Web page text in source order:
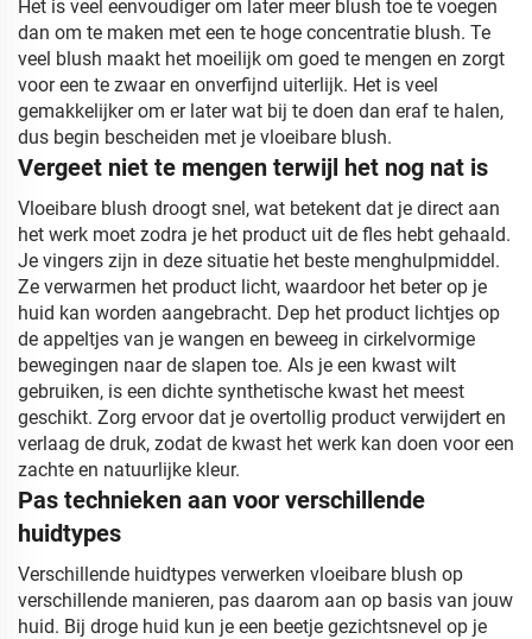
Het is veel eenvoudiger om later meer blush toe te voegen
dan om te maken met een te hoge concentratie blush. Te
veel blush maakt het moeilijk om goed te mengen en zorgt
voor een te zwaar en onverfijnd uiterlijk. Het is veel
gemakkelijker om er later wat bij te doen dan eraf te halen,
dus begin bescheiden met je vloeibare blush.
Vergeet niet te mengen terwijl het nog nat is
Vloeibare blush droogt snel, wat betekent dat je direct aan
het werk moet zodra je het product uit de fles hebt gehaald.
Je vingers zijn in deze situatie het beste menghulpmiddel.
Ze verwarmen het product licht, waardoor het beter op je
huid kan worden aangebracht. Dep het product lichtjes op
de appeltjes van je wangen en beweeg in cirkelvormige
bewegingen naar de slapen toe. Als je een kwast wilt
gebruiken, is een dichte synthetische kwast het meest
geschikt. Zorg ervoor dat je overtollig product verwijdert en
verlaag de druk, zodat de kwast het werk kan doen voor een
zachte en natuurlijke kleur.
Pas technieken aan voor verschillende
huidtypes
Verschillende huidtypes verwerken vloeibare blush op
verschillende manieren, pas daarom aan op basis van jouw
huid. Bij droge huid kun je een beetje gezichtsnevel op je